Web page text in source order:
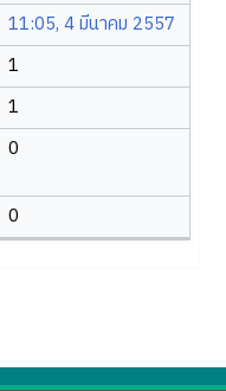
11:05, 4 มีนาคม 2557
1
1
0
0